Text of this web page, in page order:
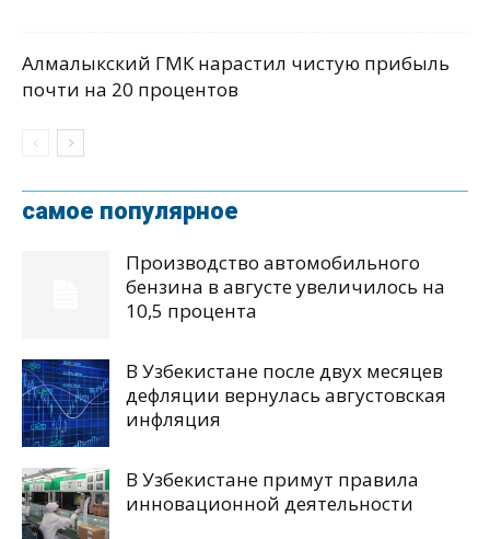
Алмалыкский ГМК нарастил чистую прибыль
почти на 20 процентов
самое популярное
Производство автомобильного
бензина в августе увеличилось на
10,5 процента
В Узбекистане после двух месяцев
дефляции вернулась августовская
инфляция
В Узбекистане примут правила
инновационной деятельности